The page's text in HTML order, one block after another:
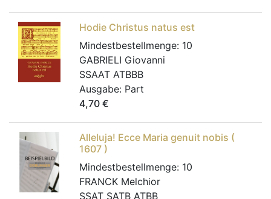
Hodie Christus natus est
Mindestbestellmenge: 10
GABRIELI Giovanni
SSAAT ATBBB
Ausgabe: Part
4,70 €
Alleluja! Ecce Maria genuit nobis (
1607 )
Mindestbestellmenge: 10
FRANCK Melchior
SSAT SATB ATBB